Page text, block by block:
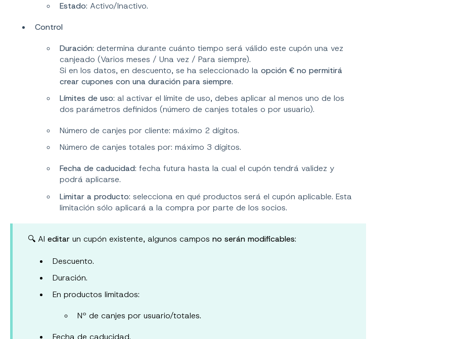
Estado: Activo/Inactivo.
Control
Duración: determina durante cuánto tiempo será válido este cupón una vez
canjeado (Varios meses / Una vez / Para siempre).
Si en los datos, en descuento, se ha seleccionado la opción € no permitirá
crear cupones con una duración para siempre.
Límites de uso: al activar el límite de uso, debes aplicar al menos uno de los
dos parámetros definidos (número de canjes totales o por usuario).
Número de canjes por cliente: máximo 2 dígitos.
Número de canjes totales por: máximo 3 dígitos.
Fecha de caducidad: fecha futura hasta la cual el cupón tendrá validez y
podrá aplicarse.
Limitar a producto: selecciona en qué productos será el cupón aplicable. Esta
limitación sólo aplicará a la compra por parte de los socios.
🔍 Al editar un cupón existente, algunos campos no serán modificables:
Descuento.
Duración.
En productos limitados:
Nº de canjes por usuario/totales.